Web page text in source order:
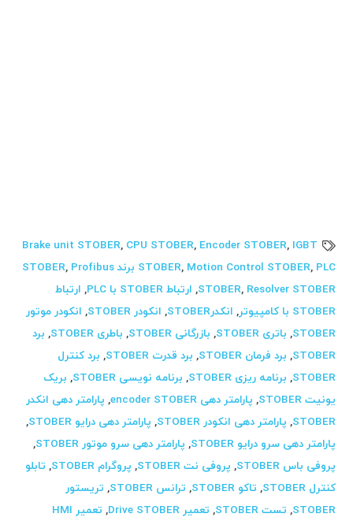
Brake unit STOBER, CPU STOBER, Encoder STOBER, IGBT
STOBER, Motion Control STOBER, PLC برند STOBER , Profibus
STOBER, Resolver STOBER
, ارتباط STOBER با PLC , ارتباط
STOBER با کامپیوتر
, انکدرSTOBER , انکودر STOBER , انکودر موتور
STOBER
, باتری STOBER , بازرگانی STOBER , باطری STOBER , برد
STOBER
, برد فرمان STOBER , برد قدرت STOBER , برد کنترل
STOBER
, برنامه ریزی STOBER , برنامه نویسی STOBER , بریک
یونیت STOBER
, پارامتر دهی encoder STOBER , پارامتر دهی انکدر
STOBER
, پارامتر دهی انکودر STOBER , پارامتر دهی درایو STOBER
,
پارامتر دهی سرو درایو STOBER
, پارامتر دهی سرو موتور STOBER
,
پروفی باس STOBER
, پروفی نت STOBER , پروگرام STOBER , تابلو
کنترل STOBER
, تاکو STOBER , ترانس STOBER , تریستور
STOBER
, تست STOBER , تعمیر Drive STOBER ,
تعمیر HMI